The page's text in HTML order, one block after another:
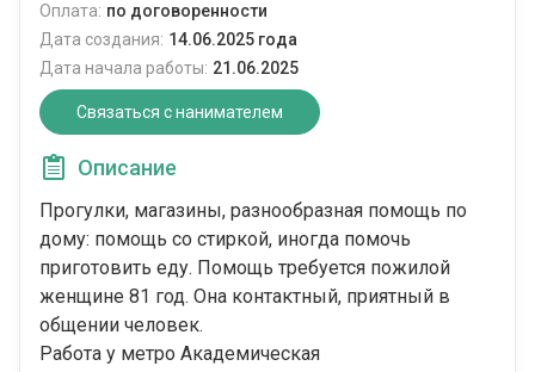
Оплата: по договоренности
Дата создания: 14.06.2025 года
Дата начала работы: 21.06.2025
Связаться с нанимателем
Описание
Прогулки, магазины, разнообразная помощь по
дому: помощь со стиркой, иногда помочь
приготовить еду. Помощь требуется пожилой
женщине 81 год. Она контактный, приятный в
общении человек.
Работа у метро Академическая